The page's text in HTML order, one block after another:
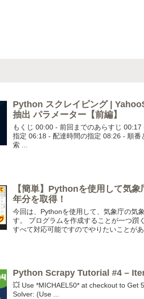
Python スクレイピング |
抽出 パラメーター【前編】
もくじ 00:00 - 前回までのあらすじ
指定 06:18 - 配達時間の指定 08:26 - 順
索 ...
【簡単】Pythonを使用して気
年分を取得！
今回は、Pythonを使用して、気象庁の気
す。 プログラムを作成することが一つ躓
すべて対応可能ですのでやりたいことが
Python Scrapy Tutorial #4 –
💥 Use *MICHAEL50* at checkout to Get
Solver: (Use ...